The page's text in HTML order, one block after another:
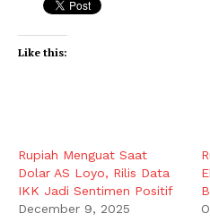
Like this:
Rupiah Menguat Saat
Dolar AS Loyo, Rilis Data
IKK Jadi Sentimen Positif
December 9, 2025